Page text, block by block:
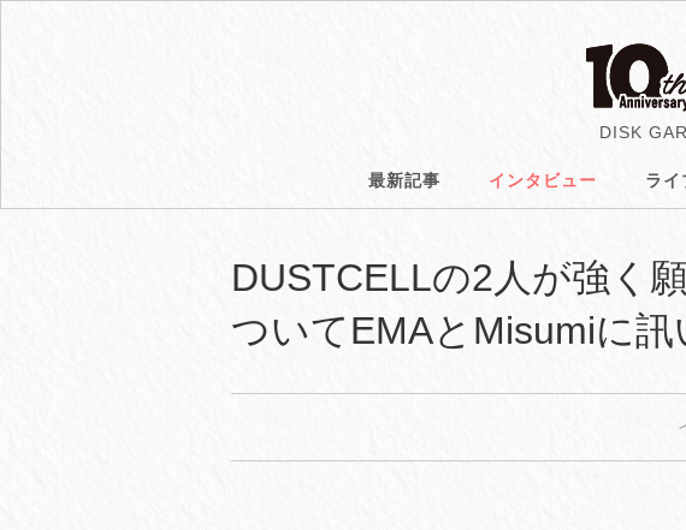
DISK
最新記事 インタビュー ライ
DUSTCELLの2人が強く
ついてEMAとMisumiに訊